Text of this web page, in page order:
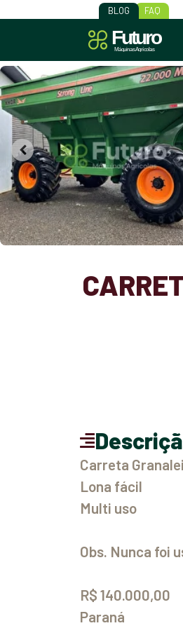
BLOG FAQ
Carreta
Lona fácil
Multi uso
Obs. Nunca foi
R$ 140.000,00
Paraná